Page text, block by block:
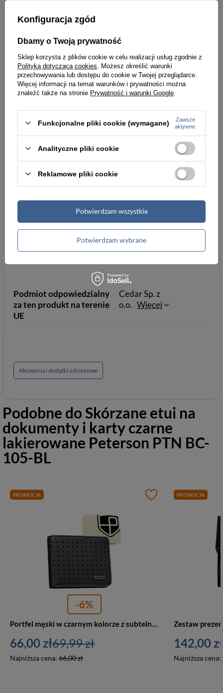
Wymiary
Wysokość 10,5 cm
Szerokość 8,5 cm
Grubość 2 cm
Tłumaczenia eng fre rus
Szerokość [cm] 8,5 cm 8,5
Kolor czarny
bezpieczeństwa
Parametry bezpieczeństwa
Podmiot odpowiedzialny
za ten produkt na terenie
UE
Cedar Sp. z
o.o. Więcej
Akcesoria i dodatki odzieżowe
Podobne doSkórzane etui na
dokumenty i karty czarne
lakierowane Peterson PTN BC-
105-BL
PROMOCJA
-6%
Portfel męski w czarnym kolorze z subtelnym, perforowanym zdobieniem - Peterson
66,00 zł
Najniższa cena: 66,00 zł
69,99 zł
PROMOCJA
142,00 zł
Najniższa cena:
Konfiguracja zgód
Dbamy o Twoją prywatność
Sklep korzysta z plików cookie w celu realizacji usług zgodnie z
Polityką dotyczącą cookies . Możesz określić warunki
przechowywania lub dostępu do cookie w Twojej przeglądarce.
Więcej informacji na temat warunków i prywatności można
znaleźć także na stronie Prywatność i warunki Google
Funkcjonalne pliki cookie (wymagane)
Zawsze
aktywne
Analityczne pliki cookie
Reklamowe pliki cookie
Potwierdzam wybrane
Potwierdzam wszystkie